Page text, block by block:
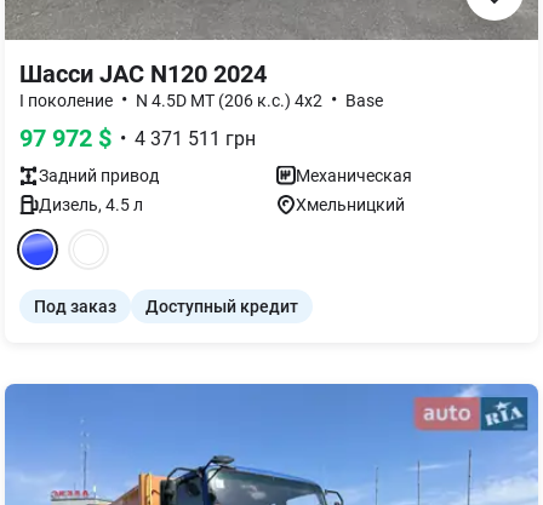
Шасси JAC N120 2024
I поколение • N 4.5D MT (206 к.с.) 4x2 • Base
97 972 $ • 4 371 511 грн
Задний привод
Механическая
Дизель, 4.5л Хмельницкий
Под заказ Доступный кредит